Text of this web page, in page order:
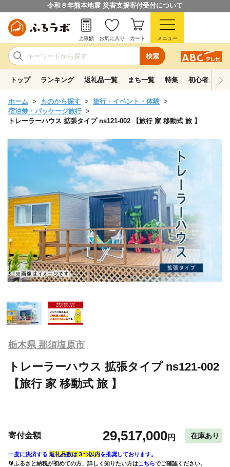
令和８年熊本地震 災害支援寄付受付について
検索
上限額 お気に入り カート メニュー
トップ ランキング 返礼品一覧 まち一覧 特集 初心者ガイド
ホーム ものから探す
旅行・イベント・体験
宿泊券・パッケージ旅行
トレーラーハウス 拡張タイプ ns121-002 【旅行 家 移動式 旅 】
栃木県 那須塩原市
トレーラーハウス 拡張タイプ ns121-002
【旅行 家 移動式 旅 】
寄付金額 29,517,000円 在庫あり
一度に決済する 返礼品数は３つ以内を推奨しております。
🔰ふるさと納税が初めての方、詳しく知りたい方はこちらでご確認ください。